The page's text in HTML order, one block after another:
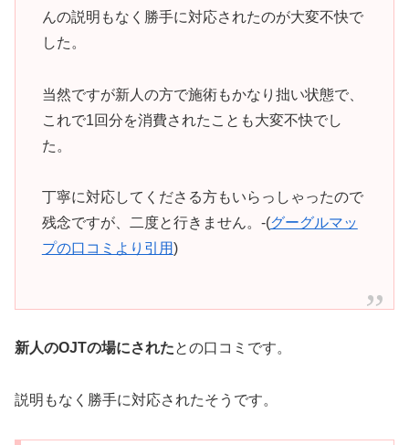
んの説明もなく勝手に対応されたのが大変不快で
した。
当然ですが新人の方で施術もかなり拙い状態で、
これで1回分を消費されたことも大変不快でし
た。
丁寧に対応してくださる方もいらっしゃったので
残念ですが、二度と行きません。-(グーグルマッ
プの口コミより引用)
新人のOJTの場にされたとの口コミです。
説明もなく勝手に対応されたそうです。